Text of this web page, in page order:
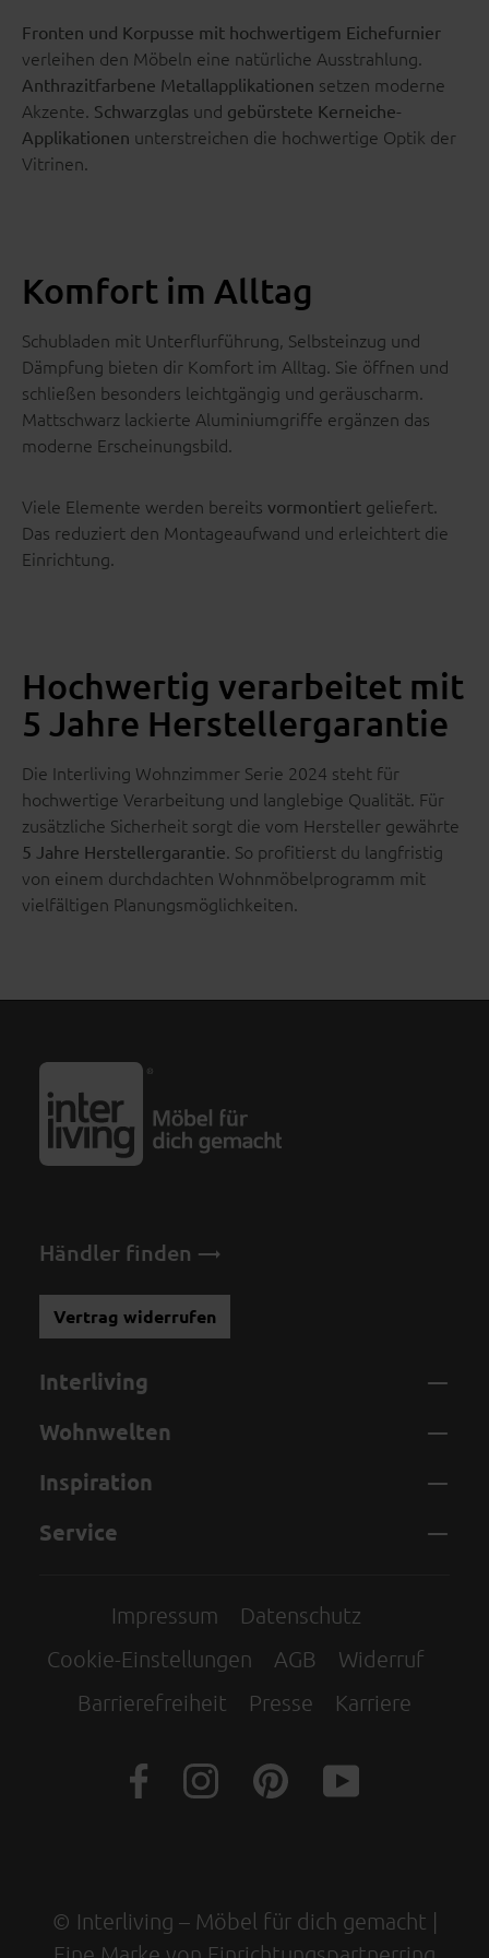
Fronten und Korpusse mit hochwertigem Eichefurnier
verleihen den Möbeln eine natürliche Ausstrahlung.
Anthrazitfarbene Metallapplikationen setzen moderne
Akzente. Schwarzglas und gebürstete Kerneiche-
Applikationen unterstreichen die hochwertige Optik der
Vitrinen.
Komfort im Alltag
Schubladen mit Unterflurführung, Selbsteinzug und
Dämpfung bieten dir Komfort im Alltag. Sie öffnen und
schließen besonders leichtgängig und geräuscharm.
Mattschwarz lackierte Aluminiumgriffe ergänzen das
moderne Erscheinungsbild.
Viele Elemente werden bereits vormontiert geliefert.
Das reduziert den Montageaufwand und erleichtert die
Einrichtung.
Hochwertig verarbeitet mit
5 Jahre Herstellergarantie
Die Interliving Wohnzimmer Serie 2024 steht für
hochwertige Verarbeitung und langlebige Qualität. Für
zusätzliche Sicherheit sorgt die vom Hersteller gewährte
5 Jahre Herstellergarantie. So profitierst du langfristig
von einem durchdachten Wohnmöbelprogramm mit
vielfältigen Planungsmöglichkeiten.
Händler finden
Vertrag widerrufen
Interliving
Wohnwelten
Inspiration
Service
Impressum
Datenschutz
Cookie-Einstellungen
AGB
Widerruf
Barrierefreiheit
Presse Karriere
© Interliving – Möbel für dich gemacht |